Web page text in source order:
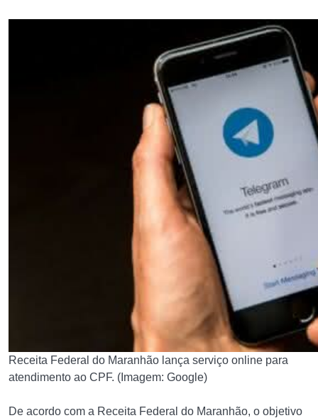
Receita Federal do Maranhão lança serviço online para
atendimento ao CPF. (Imagem: Google)
De acordo com a Receita Federal do Maranhão, o objetivo